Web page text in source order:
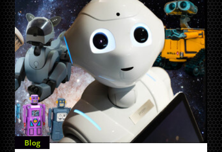
Blog